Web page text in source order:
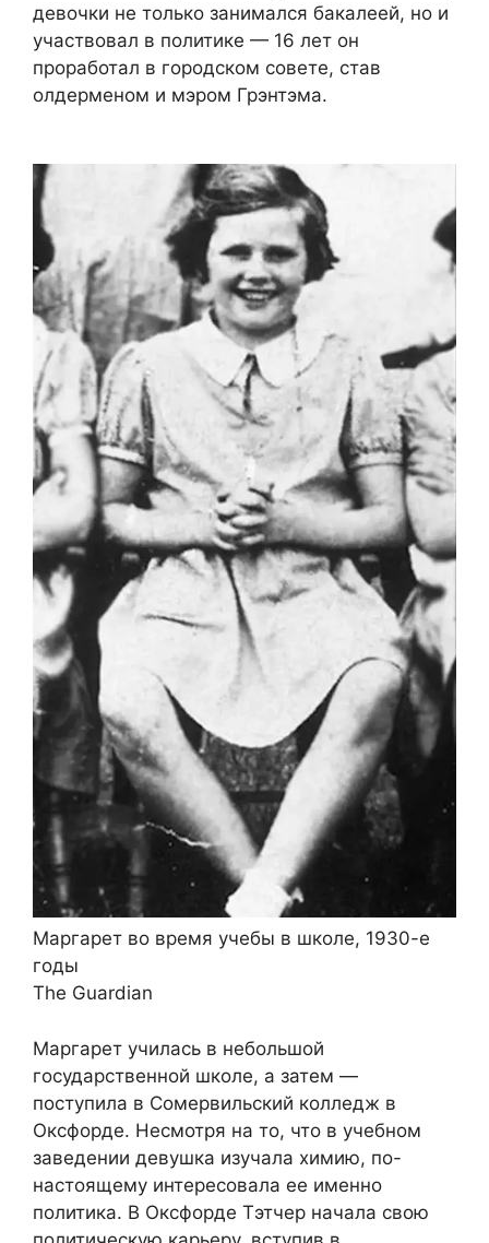
девочки не только занимался бакалеей, но и
участвовал в политике — 16 лет он
проработал в городском совете, став
олдерменом и мэром Грэнтэма.
Маргарет во время учебы в школе, 1930-е
годы
The Guardian
Маргарет училась в небольшой
государственной школе, а затем —
поступила в Сомервильский колледж в
Оксфорде. Несмотря на то, что в учебном
заведении девушка изучала химию, по-
настоящему интересовала ее именно
политика. В Оксфорде Тэтчер начала свою